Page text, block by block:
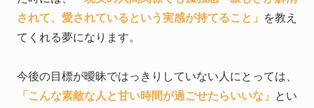
されて、愛されているという実感が持てること」
を教え
てくれる夢になります。
今後の目標が曖昧ではっきりしていない人にとっては、
「こんな素敵な人と甘い時間が過ごせたらいいな」
とい